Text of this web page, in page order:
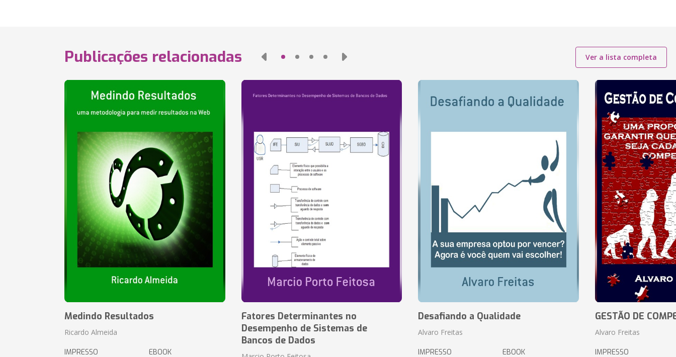
Publicações relacionadas Ver a lista completa
Medindo Resultados
Ricardo Almeida
IMPRESSO EBOOK
Fatores Determinantes no
Desempenho de Sistemas de
Bancos de Dados
Desafiando a Qualidade
Alvaro Freitas
IMPRESSO EBOOK
GESTÃO DE
Alvaro Freitas
IMPRESSO